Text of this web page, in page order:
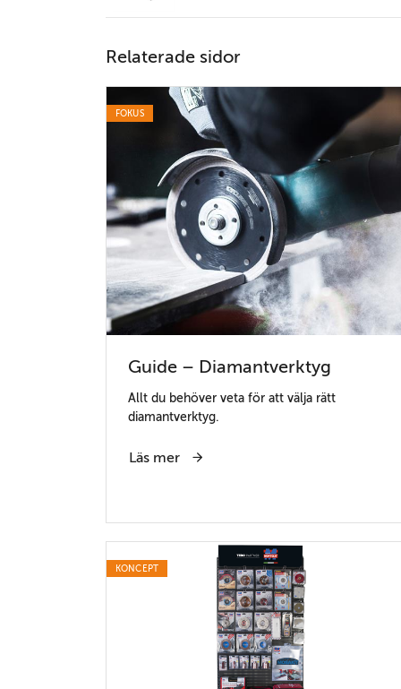
Relaterade sidor
FOKUS
Guide – Diamantverktyg
Allt du behöver veta för att välja rätt
diamantverktyg.
Läs mer
KONCEPT